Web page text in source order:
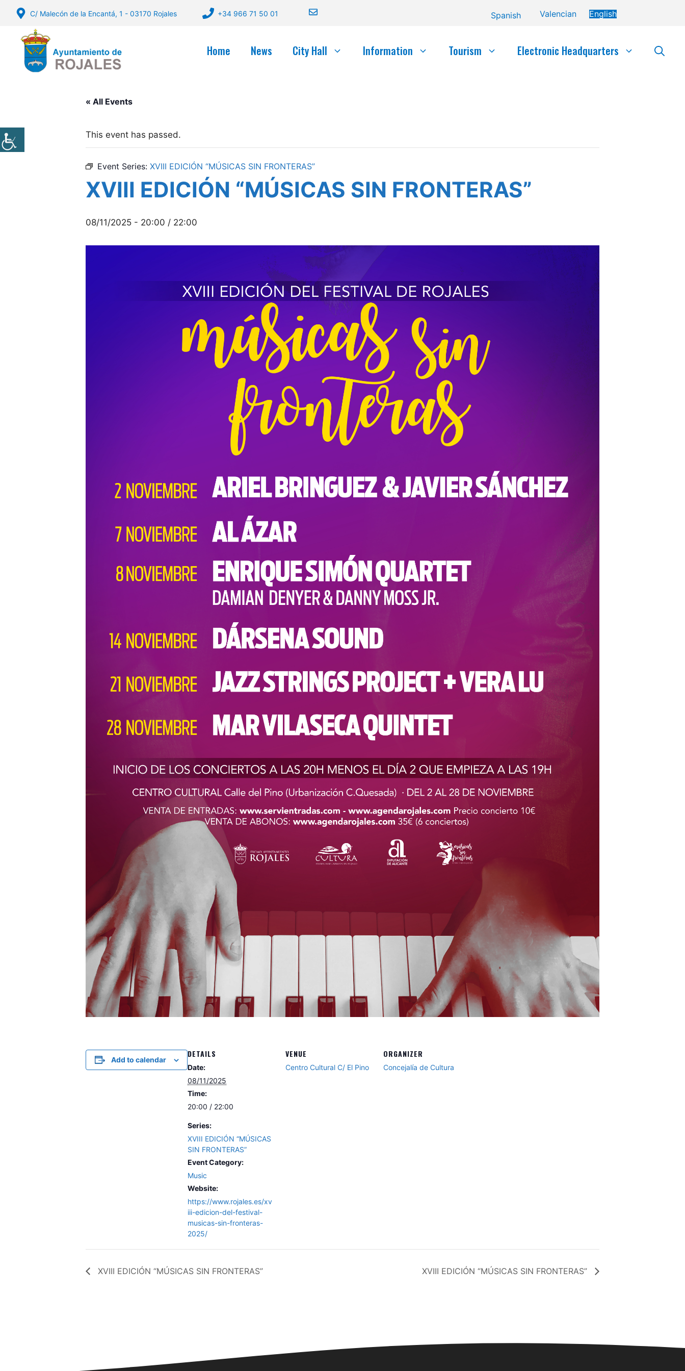
content
C/ Malecón de la Encantá, 1 - 03170 Rojales +34 966 71 50 01 Spanish Valencian English
Home News City Hall Information Tourism Electronic Headquarters
« All Events
This event has passed.
Event Series: XVIII EDICIÓN “MÚSICAS SIN FRONTERAS”
XVIII EDICIÓN “MÚSICAS SIN FRONTERAS”
08/11/2025 - 20:00 / 22:00
Add to calendar
DETAILS
Date:
08/11/2025
Time:
20:00 / 22:00
Series:
XVIII EDICIÓN “MÚSICAS
SIN FRONTERAS”
Event Category:
Music
Website:
https://www.rojales.es/xv
iii-edicion-del-festival-
musicas-sin-fronteras-
2025/
VENUE
Centro Cultural C/ El Pino
ORGANIZER
Concejalía de Cultura
XVIII EDICIÓN “MÚSICAS SIN FRONTERAS” XVIII EDICIÓN “MÚSICAS SIN FRONTERAS”